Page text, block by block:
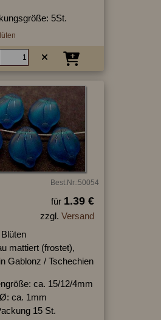
5St.
Best.Nr.:50054
für 1.39 €
zzgl. Versand
mattiert (frostet),
Gablonz / Tschechien
ca. 15/12/4mm
ca. 1mm
15 St.